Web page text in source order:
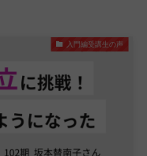
入門編受講生の声